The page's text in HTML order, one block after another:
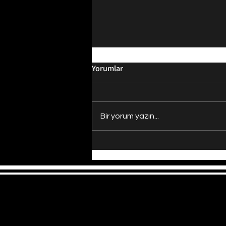
Evrenin Merkezi Nerede?
Yorumlar
Bir yorum yazın...